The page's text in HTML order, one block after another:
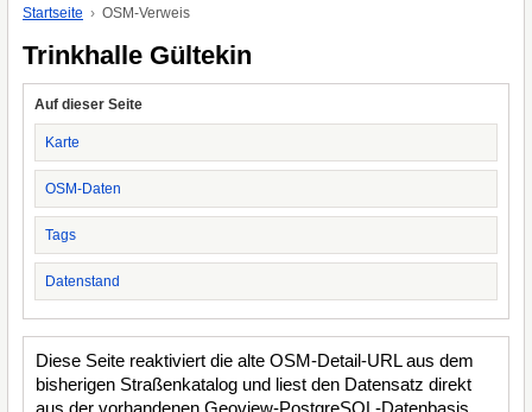
Startseite OSM-Verweis
Trinkhalle Gültekin
Auf dieser Seite
Karte
OSM-Daten
Tags
Datenstand
Diese Seite reaktiviert die alte OSM-Detail-URL aus dem
bisherigen Straßenkatalog und liest den Datensatz direkt
aus der vorhandenen Geoview-PostgreSQL-Datenbasis.